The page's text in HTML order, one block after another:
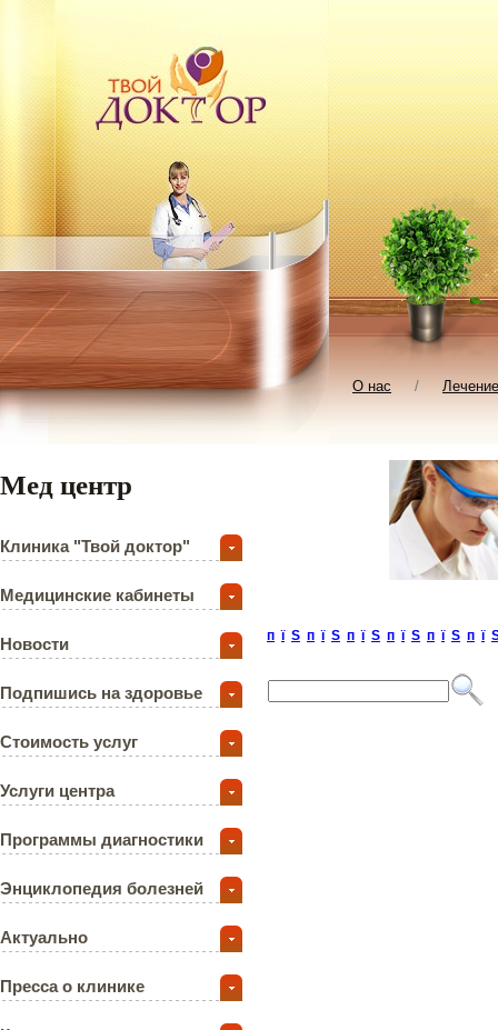
О нас / Лечение
п ї Ѕ п ї Ѕ п ї Ѕ п ї Ѕ п ї Ѕ п ї
Мед центр
Клиника "Твой доктор"
Медицинские кабинеты
Новости
Подпишись на здоровье
Стоимость услуг
Услуги центра
Программы диагностики
Энциклопедия болезней
Актуально
Пресса о клинике